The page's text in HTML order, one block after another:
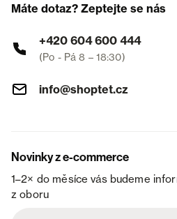
Máte dotaz? Zeptejte se nás
+420 604 600 444
(Po - Pá 8 – 18:30)
info@shoptet.cz
Novinky z e-commerce
1–2× do měsíce vás budeme
z oboru